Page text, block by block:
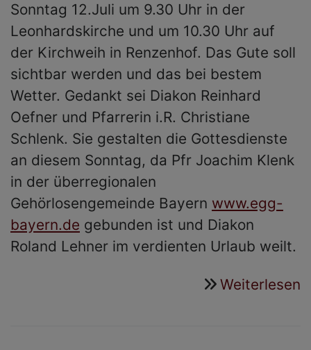
Sonntag 12.Juli um 9.30 Uhr in der
Leonhardskirche und um 10.30 Uhr auf
der Kirchweih in Renzenhof. Das Gute soll
sichtbar werden und das bei bestem
Wetter. Gedankt sei Diakon Reinhard
Oefner und Pfarrerin i.R. Christiane
Schlenk. Sie gestalten die Gottesdienste
an diesem Sonntag, da Pfr Joachim Klenk
in der überregionalen
Gehörlosengemeinde Bayern www.egg-
bayern.de gebunden ist und Diakon
Roland Lehner im verdienten Urlaub weilt.
Weiterlesen